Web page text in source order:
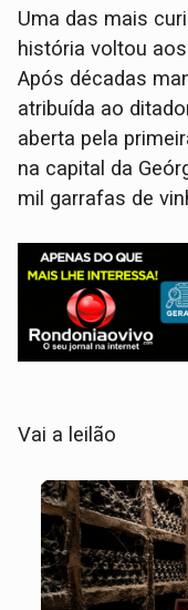
Uma das mais
história voltou
Após décadas
atribuída ao
aberta pela
na capital da
mil garrafas de
Vai a leilão